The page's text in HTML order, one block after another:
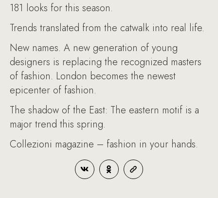
181 looks for this season.
Trends translated from the catwalk into real life.
New names. A new generation of young
designers is replacing the recognized masters
of fashion. London becomes the newest
epicenter of fashion.
The shadow of the East: The eastern motif is a
major trend this spring.
Collezioni magazine – fashion in your hands.